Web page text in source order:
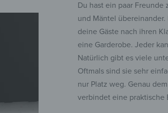
Du hast ein paar
und Mäntel
deine Gäste nach ihren
eine Garderobe. Jeder
Natürlich gibt es viele
Oftmals sind sie sehr
nur Platz weg. Genau
verbindet eine praktische